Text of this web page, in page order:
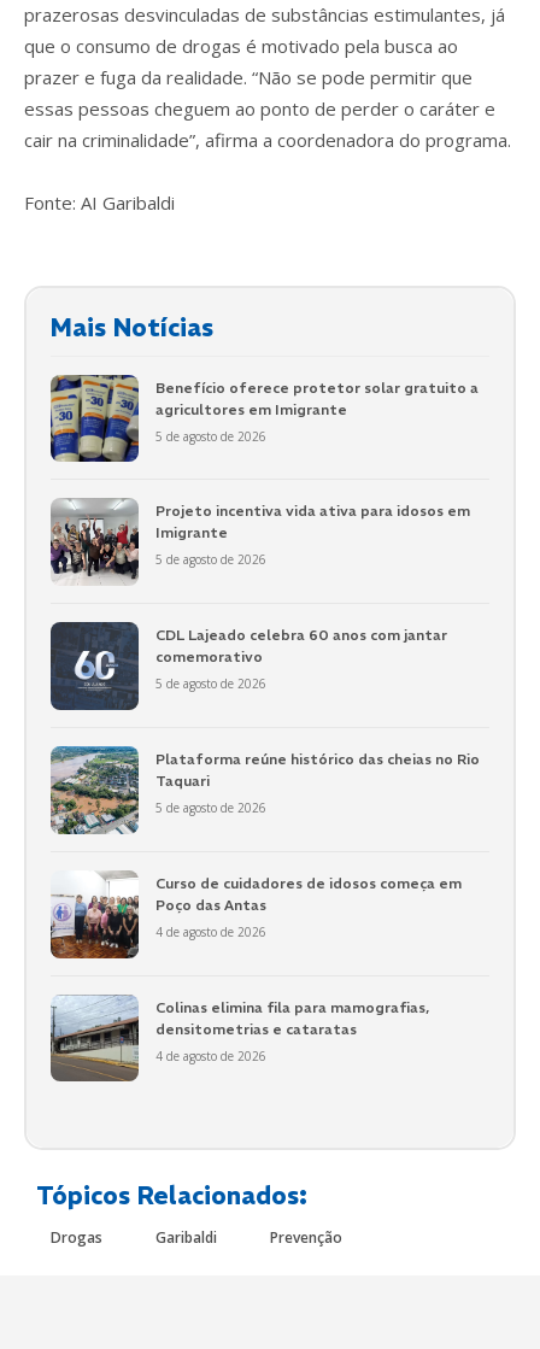
prazerosas desvinculadas de substâncias estimulantes, já
que o consumo de drogas é motivado pela busca ao
prazer e fuga da realidade. “Não se pode permitir que
essas pessoas cheguem ao ponto de perder o caráter e
cair na criminalidade”, afirma a coordenadora do programa.
Fonte: AI Garibaldi
Mais Notícias
Benefício oferece protetor solar gratuito a
agricultores em Imigrante
5 de agosto de 2026
Projeto incentiva vida ativa para idosos em
Imigrante
5 de agosto de 2026
CDL Lajeado celebra 60 anos com jantar
comemorativo
5 de agosto de 2026
Plataforma reúne histórico das cheias no Rio
Taquari
5 de agosto de 2026
Curso de cuidadores de idosos começa em
Poço das Antas
4 de agosto de 2026
Colinas elimina fila para mamografias,
densitometrias e cataratas
4 de agosto de 2026
Tópicos Relacionados:
Drogas Garibaldi Prevenção